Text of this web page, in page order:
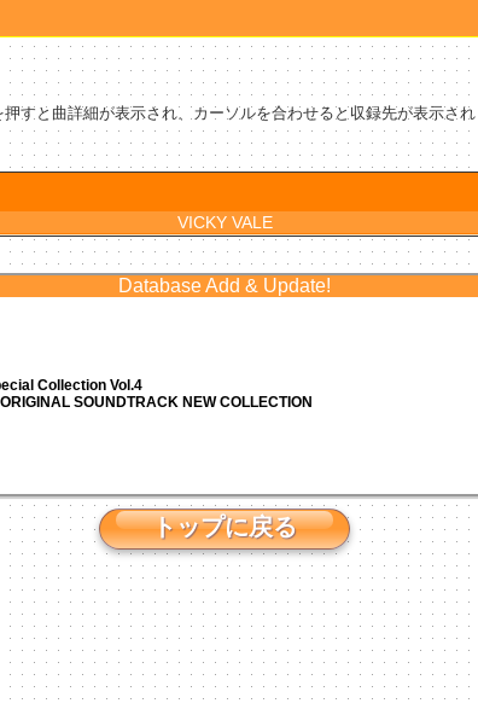
押すと曲詳細が表示され、カーソルを合わせると収録先が表示さ
VICKY VALE
Database Add & Update!
Collection Vol.4
SOUNDTRACK NEW COLLECTION
トップに戻る